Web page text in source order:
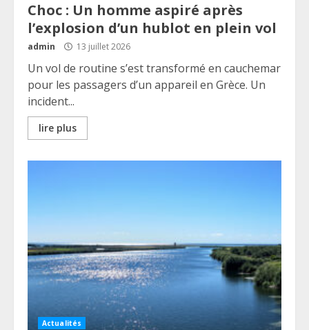
Choc : Un homme aspiré après
l’explosion d’un hublot en plein vol
admin 13 juillet 2026
Un vol de routine s’est transformé en cauchemar
pour les passagers d’un appareil en Grèce. Un
incident...
lire plus
Actualités